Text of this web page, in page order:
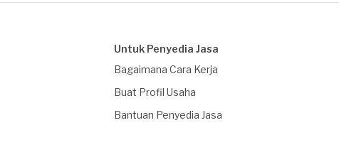
Untuk Penyedia Jasa
Bagaimana Cara Kerja
Buat Profil Usaha
Bantuan Penyedia Jasa